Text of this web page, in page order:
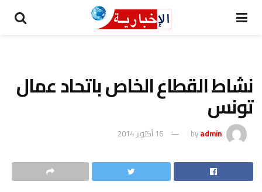
نشاط القطاع الخاص باتحاد عمال
تونس
byadmin 16 أكتوبر 2014